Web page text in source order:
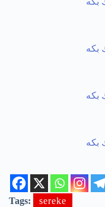
Tags: sereke